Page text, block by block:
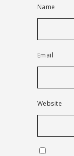
Name
Email
Website